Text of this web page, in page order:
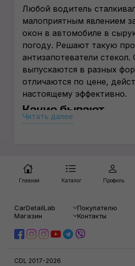
Любой водитель
малоприятным явлением
окон в автомобиле в
погоду. Решают такую
антизапотеватели стекол.
выпускаются в разных
отличаются по цене,
настоящему эффективно.
Какие бывают
антизапотеватели
снаружи транспортного
явление сводит к
серьезных аварий и ДТП.
Раньше с такой проблемой
«народными» средствами.
антизапотеватели для
Читать далее
Главная Каталог Профиль
CarDetailLab Покупателю
Магазин
Контакты
CDL 2017-2026